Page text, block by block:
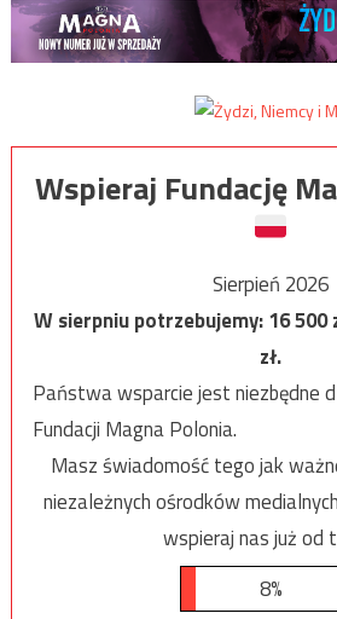
Wspieraj Fundację
Sierpień 2026
W sierpniu potrzebujemy:16 500
zł.
Państwa wsparcie jest niezbędne
Fundacji Magna Polonia.
Masz świadomość tego jak
niezależnych ośrodków
wspieraj nas już od
8%